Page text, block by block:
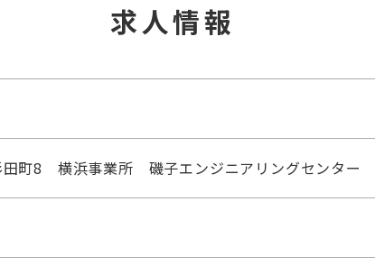
求人情報
田町8 横浜事業所 磯子エンジニアリングセンター